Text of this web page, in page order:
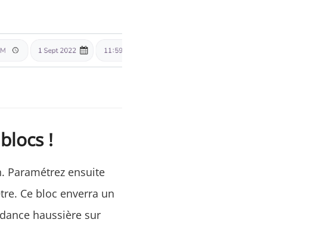
!
Paramétrez ensuite
Ce bloc enverra un
haussière sur